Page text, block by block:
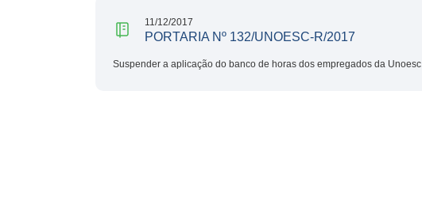
11/12/2017
PORTARIA Nº 132/UNOESC-R/2017
Suspender a aplicação do banco de horas dos empregados da Unoesc.